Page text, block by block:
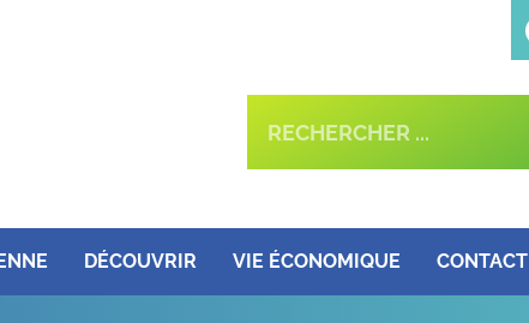
DÉCOUVRIR VIE ÉCONOMIQUE CONTACT